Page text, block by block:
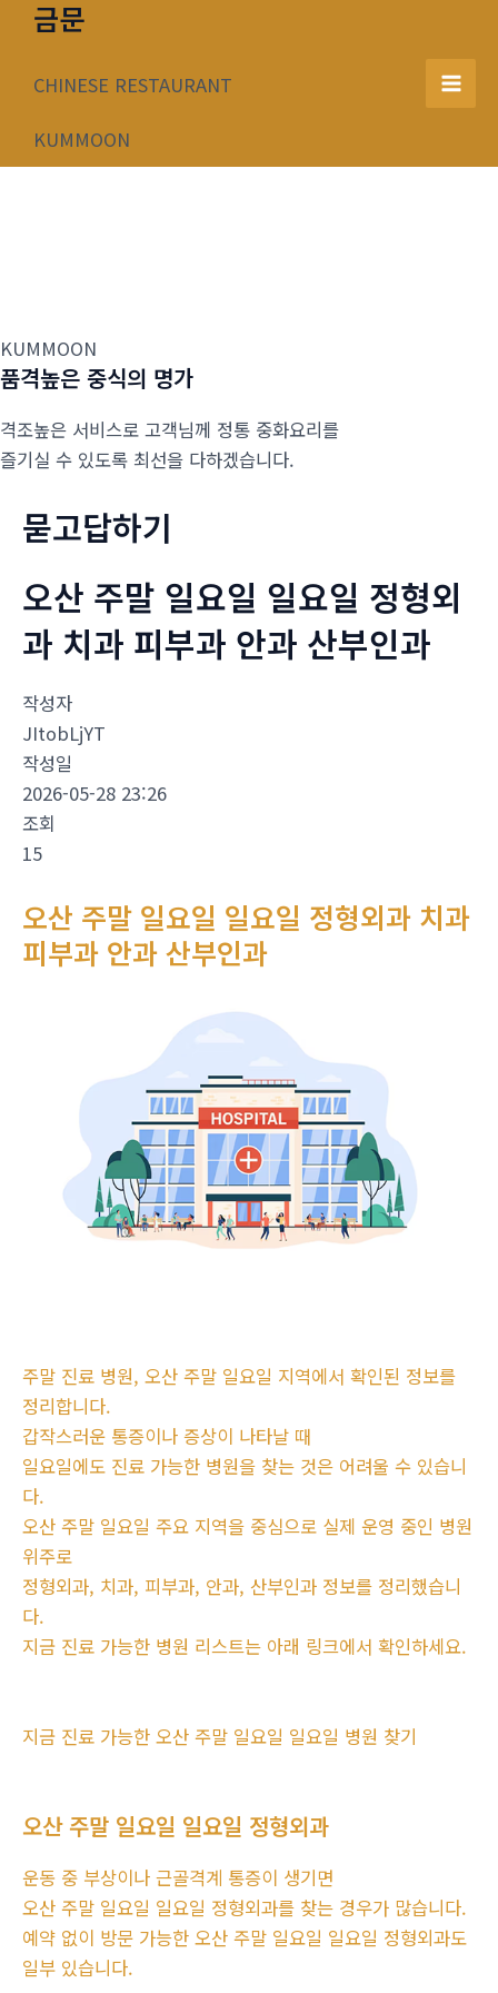
너
금문
CHINESE RESTAURANT
KUMMOON
Main
KUMMOON
품격높은 중식의 명가
격조높은 서비스로 고객님께 정통 중화요리를
즐기실 수 있도록 최선을 다하겠습니다.
묻고답하기
오산 주말 일요일 일요일 정형외
과 치과 피부과 안과 산부인과
작성자
JItobLjYT
작성일
2026-05-28 23:26
조회
15
오산 주말 일요일 일요일 정형외과 치과
피부과 안과 산부인과
주말 진료 병원, 오산 주말 일요일 지역에서 확인된 정보를
정리합니다.
갑작스러운 통증이나 증상이 나타날 때
일요일에도 진료 가능한 병원을 찾는 것은 어려울 수 있습니
다.
오산 주말 일요일 주요 지역을 중심으로 실제 운영 중인 병원
위주로
정형외과, 치과, 피부과, 안과, 산부인과 정보를 정리했습니
다.
지금 진료 가능한 병원 리스트는 아래 링크에서 확인하세요.
지금 진료 가능한 오산 주말 일요일 일요일 병원 찾기
오산 주말 일요일 일요일 정형외과
운동 중 부상이나 근골격계 통증이 생기면
오산 주말 일요일 일요일 정형외과를 찾는 경우가 많습니다.
예약 없이 방문 가능한 오산 주말 일요일 일요일 정형외과도
일부 있습니다.